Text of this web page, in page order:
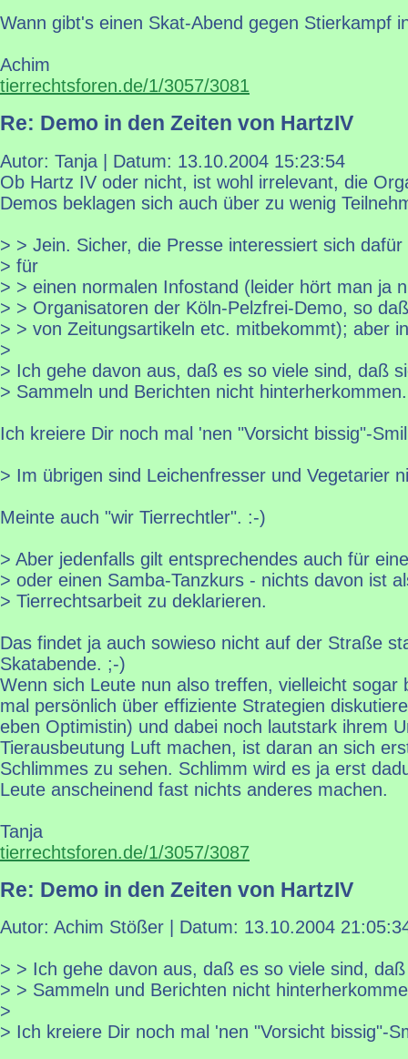
Wann gibt's einen Skat-Abend gegen Stierkampf
Achim
tierrechtsforen.de/1/3057/3081
Re: Demo in den Zeiten von HartzIV
Autor: Tanja | Datum: 13.10.2004 15:23:54
Ob Hartz IV oder nicht, ist wohl irrelevant, die
Demos beklagen sich auch über zu wenig
> > Jein. Sicher, die Presse interessiert sich dafür
> für
> > einen normalen Infostand (leider hört man ja
> > Organisatoren der Köln-Pelzfrei-Demo, so
> > von Zeitungsartikeln etc. mitbekommt); aber
>
> Ich gehe davon aus, daß es so viele sind, daß
> Sammeln und Berichten nicht hinterherkommen.
Ich kreiere Dir noch mal 'nen "Vorsicht bissig"-
> Im übrigen sind Leichenfresser und Vegetarier
Meinte auch "wir Tierrechtler". :-)
> Aber jedenfalls gilt entsprechendes auch für
> oder einen Samba-Tanzkurs - nichts davon ist
> Tierrechtsarbeit zu deklarieren.
Das findet ja auch sowieso nicht auf der Straße
Skatabende. ;-)
Wenn sich Leute nun also treffen, vielleicht sogar
mal persönlich über effiziente Strategien
eben Optimistin) und dabei noch lautstark ihrem
Tierausbeutung Luft machen, ist daran an sich
Schlimmes zu sehen. Schlimm wird es ja erst
Leute anscheinend fast nichts anderes machen.
Tanja
tierrechtsforen.de/1/3057/3087
Re: Demo in den Zeiten von HartzIV
Autor: Achim Stößer | Datum: 13.10.2004
> > Ich gehe davon aus, daß es so viele sind,
> > Sammeln und Berichten nicht
>
> Ich kreiere Dir noch mal 'nen "Vorsicht bissig"-